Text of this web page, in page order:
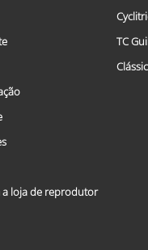
a loja de reprodutor
TC